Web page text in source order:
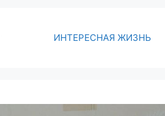
ИНТЕРЕСНАЯ ЖИЗНЬ